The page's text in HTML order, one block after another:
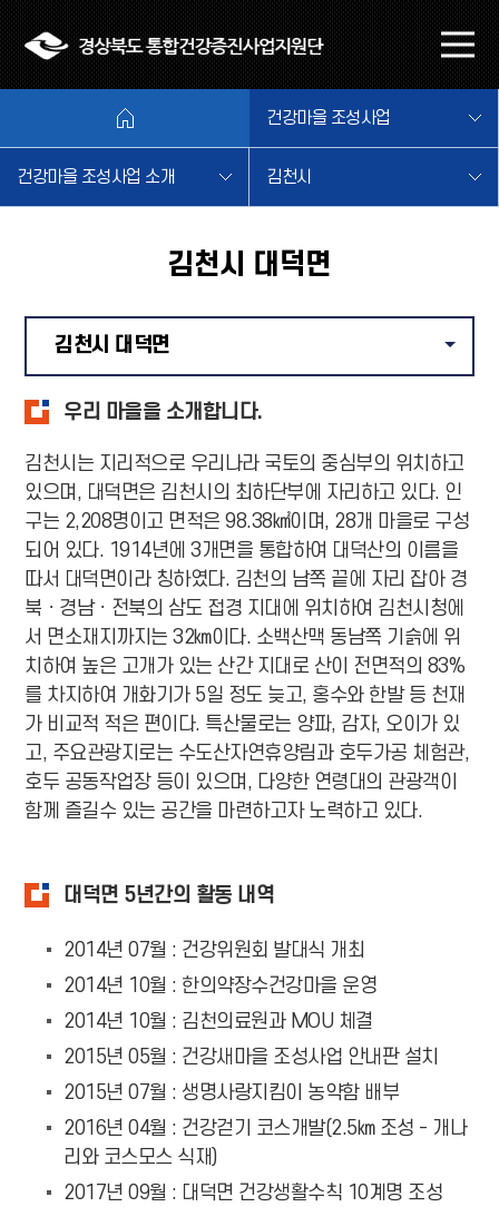
메
뉴
기
건강마을 조성사업
건강마을 조성사업 소개 김천시
김천시 대덕면
김천시 대덕면
우리 마을을 소개합니다.
김천시는 지리적으로 우리나라 국토의 중심부의 위치하고
있으며, 대덕면은 김천시의 최하단부에 자리하고 있다. 인
구는 2,208명이고 면적은 98.38㎢이며, 28개 마을로 구성
되어 있다. 1914년에 3개면을 통합하여 대덕산의 이름을
따서 대덕면이라 칭하였다. 김천의 남쪽 끝에 자리 잡아 경
북ㆍ경남ㆍ전북의 삼도 접경 지대에 위치하여 김천시청에
서 면소재지까지는 32㎞이다. 소백산맥 동남쪽 기슭에 위
치하여 높은 고개가 있는 산간 지대로 산이 전면적의 83%
를 차지하여 개화기가 5일 정도 늦고, 홍수와 한발 등 천재
가 비교적 적은 편이다. 특산물로는 양파, 감자, 오이가 있
고, 주요관광지로는 수도산자연휴양림과 호두가공 체험관,
호두 공동작업장 등이 있으며, 다양한 연령대의 관광객이
함께 즐길수 있는 공간을 마련하고자 노력하고 있다.
대덕면 5년간의 활동 내역
2014년 07월 : 건강위원회 발대식 개최
2014년 10월 : 한의약장수건강마을 운영
2014년 10월 : 김천의료원과 MOU 체결
2015년 05월 : 건강새마을 조성사업 안내판 설치
2015년 07월 : 생명사랑지킴이 농약함 배부
2016년 04월 : 건강걷기 코스개발(2.5㎞ 조성 - 개나
리와 코스모스 식재)
2017년 09월 : 대덕면 건강생활수칙 10계명 조성